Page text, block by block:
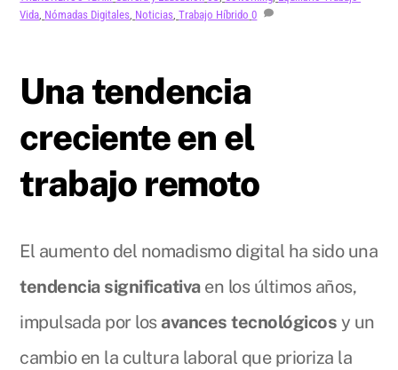
Vida, Nómadas Digitales, Noticias,Trabajo Híbrido 0
Una tendencia
creciente en el
trabajo remoto
El aumento del nomadismo digital ha sido una
tendencia significativaen los últimos años,
impulsada por los avances tecnológicos y un
cambio en la cultura laboral que prioriza la